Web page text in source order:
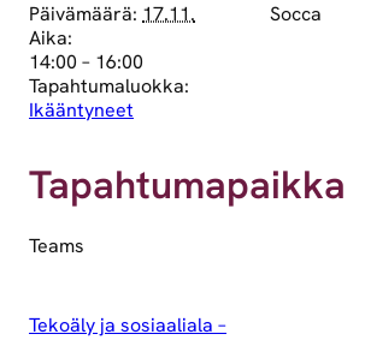
Päivämäärä: 17.11.
Aika:
14:00 – 16:00
Tapahtumaluokka:
Ikääntyneet
Tapahtumapaikka
Teams
Socca
Tekoäly ja sosiaaliala –